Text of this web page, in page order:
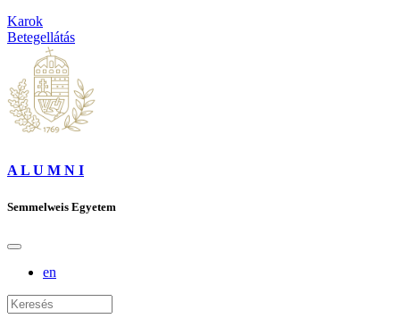
Karok
Betegellátás
A L U M N I
Semmelweis Egyetem
en